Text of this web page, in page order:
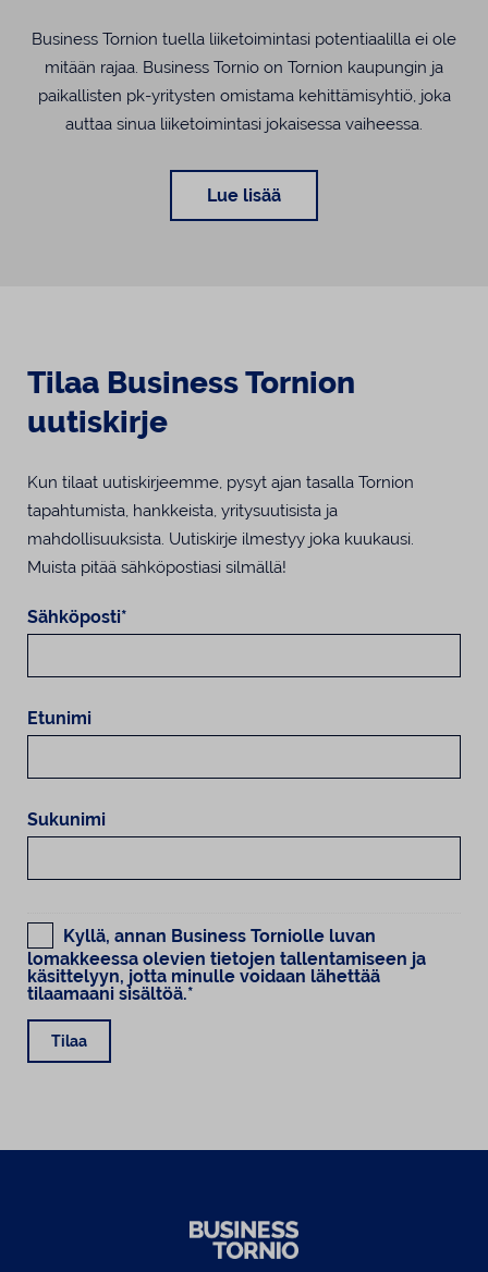
Business Tornion tuella liiketoimintasi potentiaalilla ei ole
mitään rajaa. Business Tornio on Tornion kaupungin ja
paikallisten pk-yritysten omistama kehittämisyhtiö, joka
auttaa sinua liiketoimintasi jokaisessa vaiheessa.
Lue lisää
Tilaa Business Tornion
uutiskirje
Kun tilaat uutiskirjeemme, pysyt ajan tasalla Tornion
tapahtumista, hankkeista, yritysuutisista ja
mahdollisuuksista. Uutiskirje ilmestyy joka kuukausi.
Muista pitää sähköpostiasi silmällä!
Sähköposti*
Etunimi
Sukunimi
Kyllä, annan Business Torniolle luvan
lomakkeessa olevien tietojen tallentamiseen ja
käsittelyyn, jotta minulle voidaan lähettää
tilaamaani sisältöä.*
Tilaa